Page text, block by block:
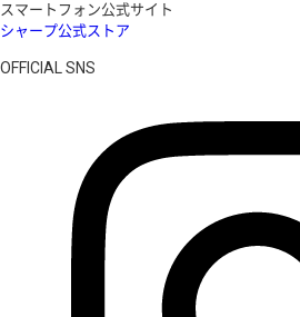
スマートフォン公式サイト
シャープ公式ストア
OFFICIAL SNS